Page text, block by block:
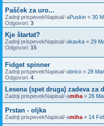
Pašček za uro...
Zadnji prispevekNapisal/-aPuskin « 30
Odgovori: 3
Kje štartat?
Zadnji prispevekNapisal/-akavka « 29
Odgovori: 15
Fidget spinner
Zadnji prispevekNapisal/-abrico « 28
Odgovori: 4
Lesena (spet druga) zadeva za
Zadnji prispevekNapisal/-amiha « 26
Prstan - oljka
Zadnji prispevekNapisal/-amiha « 14